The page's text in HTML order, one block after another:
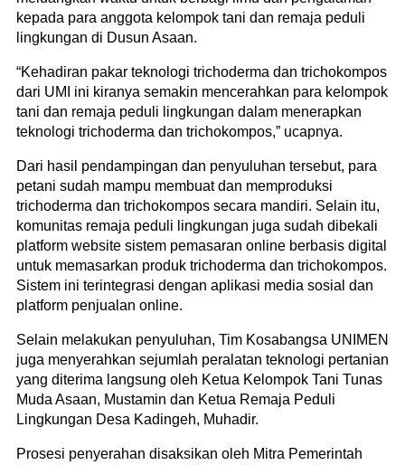
kepada para anggota kelompok tani dan remaja peduli
lingkungan di Dusun Asaan.
“Kehadiran pakar teknologi trichoderma dan trichokompos
dari UMI ini kiranya semakin mencerahkan para kelompok
tani dan remaja peduli lingkungan dalam menerapkan
teknologi trichoderma dan trichokompos,” ucapnya.
Dari hasil pendampingan dan penyuluhan tersebut, para
petani sudah mampu membuat dan memproduksi
trichoderma dan trichokompos secara mandiri. Selain itu,
komunitas remaja peduli lingkungan juga sudah dibekali
platform website sistem pemasaran online berbasis digital
untuk memasarkan produk trichoderma dan trichokompos.
Sistem ini terintegrasi dengan aplikasi media sosial dan
platform penjualan online.
Selain melakukan penyuluhan, Tim Kosabangsa UNIMEN
juga menyerahkan sejumlah peralatan teknologi pertanian
yang diterima langsung oleh Ketua Kelompok Tani Tunas
Muda Asaan, Mustamin dan Ketua Remaja Peduli
Lingkungan Desa Kadingeh, Muhadir.
Prosesi penyerahan disaksikan oleh Mitra Pemerintah